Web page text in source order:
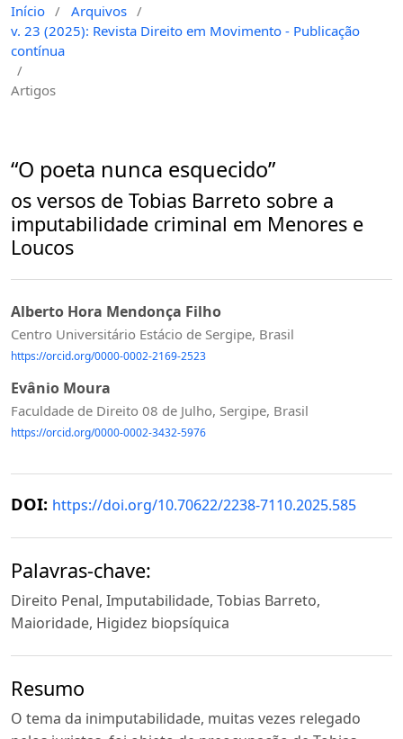
Início / Arquivos /
v. 23 (2025): Revista Direito em Movimento - Publicação
contínua
/
Artigos
“O poeta nunca esquecido”
os versos de Tobias Barreto sobre a
imputabilidade criminal em Menores e
Loucos
Alberto Hora Mendonça Filho
Centro Universitário Estácio de Sergipe, Brasil
https://orcid.org/0000-0002-2169-2523
Evânio Moura
Faculdade de Direito 08 de Julho, Sergipe, Brasil
https://orcid.org/0000-0002-3432-5976
DOI: https://doi.org/10.70622/2238-7110.2025.585
Palavras-chave:
Direito Penal, Imputabilidade, Tobias Barreto,
Maioridade, Higidez biopsíquica
Resumo
O tema da inimputabilidade, muitas vezes relegado